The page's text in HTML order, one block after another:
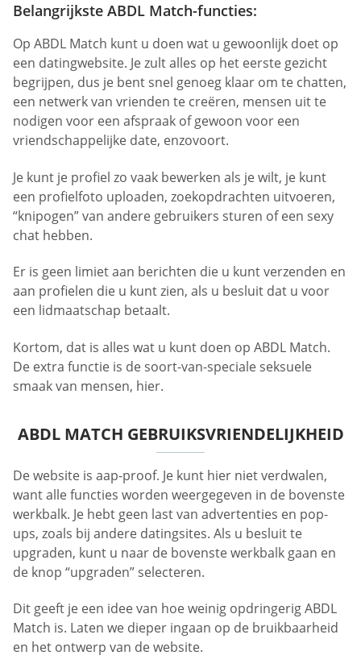
Belangrijkste ABDL Match-functies:
Op ABDL Match kunt u doen wat u gewoonlijk doet op
een datingwebsite. Je zult alles op het eerste gezicht
begrijpen, dus je bent snel genoeg klaar om te chatten,
een netwerk van vrienden te creëren, mensen uit te
nodigen voor een afspraak of gewoon voor een
vriendschappelijke date, enzovoort.
Je kunt je profiel zo vaak bewerken als je wilt, je kunt
een profielfoto uploaden, zoekopdrachten uitvoeren,
“knipogen” van andere gebruikers sturen of een sexy
chat hebben.
Er is geen limiet aan berichten die u kunt verzenden en
aan profielen die u kunt zien, als u besluit dat u voor
een lidmaatschap betaalt.
Kortom, dat is alles wat u kunt doen op ABDL Match.
De extra functie is de soort-van-speciale seksuele
smaak van mensen, hier.
ABDL MATCH GEBRUIKSVRIENDELIJKHEID
De website is aap-proof. Je kunt hier niet verdwalen,
want alle functies worden weergegeven in de bovenste
werkbalk. Je hebt geen last van advertenties en pop-
ups, zoals bij andere datingsites. Als u besluit te
upgraden, kunt u naar de bovenste werkbalk gaan en
de knop “upgraden” selecteren.
Dit geeft je een idee van hoe weinig opdringerig ABDL
Match is. Laten we dieper ingaan op de bruikbaarheid
en het ontwerp van de website.